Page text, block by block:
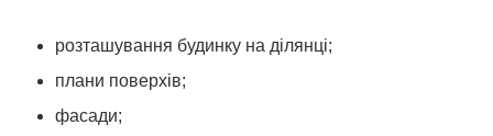
розташування будинку на ділянці;
плани поверхів;
фасади;